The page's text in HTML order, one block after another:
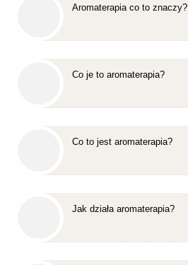
Aromaterapia co to znaczy?
Co je to aromaterapia?
Co to jest aromaterapia?
Jak działa aromaterapia?